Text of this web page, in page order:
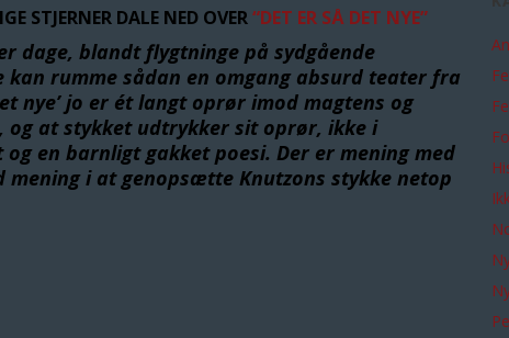
STJERNER DALE NED OVER“DET ER SÅ DET NYE”
dage, blandt flygtninge på sydgående
rumme sådan en omgang absurd teater fra
nye’ jo er ét langt oprør imod magtens og
og at stykket udtrykker sit oprør, ikke i
en barnligt gakket poesi. Der er mening med
i at genopsætte Knutzons stykke netop